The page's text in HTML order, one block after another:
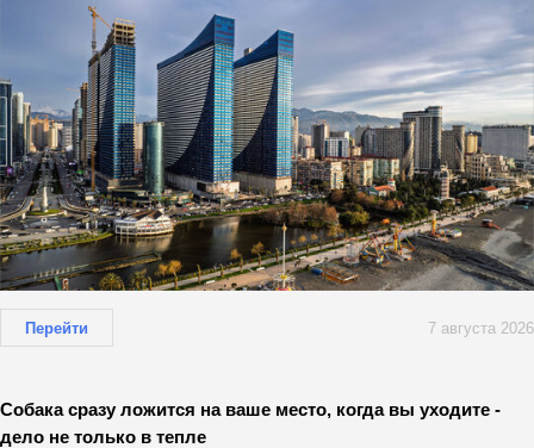
Перейти 7 августа 2026
Собака сразу ложится на ваше место, когда вы уходите -
дело не только в тепле